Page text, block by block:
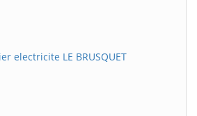
electricite LE BRUSQUET